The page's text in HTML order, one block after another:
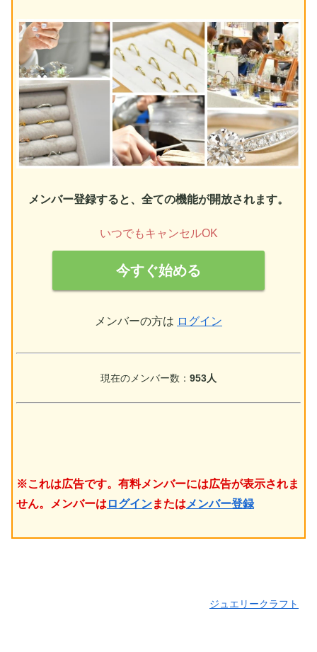
メンバー登録すると、全ての機能が開放されます。
いつでもキャンセルOK
今すぐ始める
メンバーの方は ログイン
現在のメンバー数： 953人
※これは広告です。有料メンバーには広告が表示されま
せん。メンバーは ログインまたは メンバー登録
ジュエリークラフト